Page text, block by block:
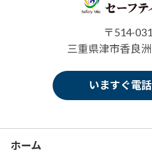
〒514-
三重県津市香良
いますぐ電
ホーム